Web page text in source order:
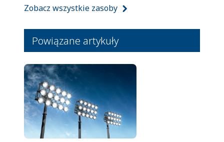
Zobacz wszystkie zasoby
Powiązane artykuły